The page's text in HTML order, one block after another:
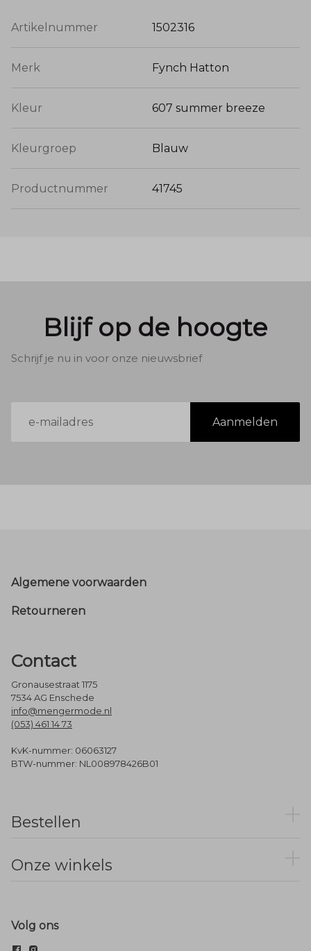
Artikelnummer 1502316
Merk Fynch Hatton
Kleur 607 summer breeze
Kleurgroep Blauw
Productnummer 41745
Blijf op de hoogte
Schrijf je nu in voor onze nieuwsbrief
mailadres
Aanmelden
Footer
Algemene voorwaarden
Retourneren
Contact
Gronausestraat 1175
7534 AG Enschede
info@mengermode.nl
(053) 461 14 73
KvK-nummer: 06063127
BTW-nummer: NL008978426B01
Bestellen
Onze winkels
Volg ons